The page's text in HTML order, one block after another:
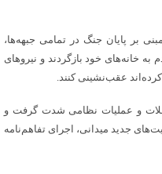
بر پایان جنگ در تمامی جبهه‌ها،
به خانه‌های خود بازگردند و نیروهای
عقب‌نشینی کنند.
و عملیات نظامی شدت گرفت و
جدید میدانی، اجرای تفاهم‌نامه